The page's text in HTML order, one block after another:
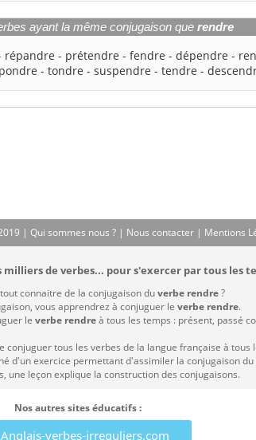
ayant la même conjugaison querendre
répandre - prétendre -fendre -dépendre -
pondre -tondre -suspendre -tendre -
| Qui sommes nous ? | Nous contacter | Mentions
de verbes... pour s'exercer par tous les
connaitre de la conjugaison duverbe rendre?
vous apprendrez à conjuguer le verbe rendre.
le verbe rendreà tous les temps : présent, passé
conjuguer tous les verbes de la langue française à tous
d'un exercice permettant d'assimiler la conjugaison du
une leçon explique la construction des conjugaisons.
Nos autres sites éducatifs :
Anglais-verbes-irreguliers.com